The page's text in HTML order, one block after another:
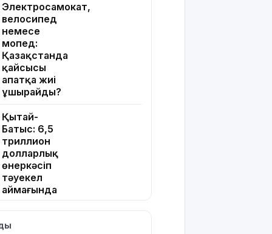
Электросамокат,
велосипед
немесе
мопед:
Қазақстанда
қайсысы
апатқа жиі
ұшырайды?
Қытай-
Батыс: 6,5
триллион
долларлық
өнеркәсіп
тәуекел
аймағында
Қазақстан